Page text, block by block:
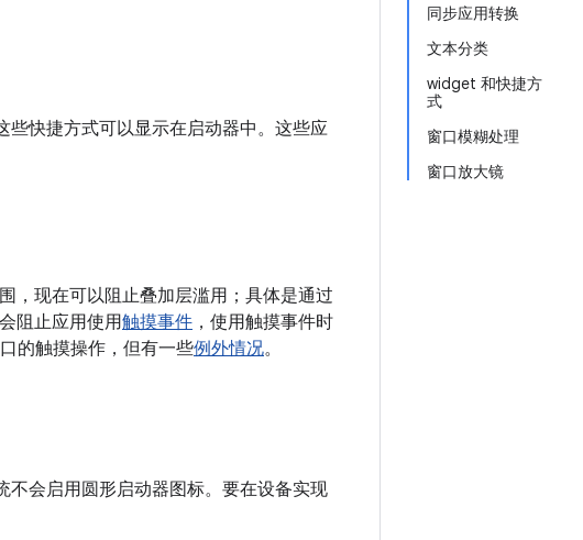
同步应用转换
文本分类
widget 和快捷方
式
窗口模糊处理
窗口放大镜
些快捷方式可以显示在启动器中。这些应
，现在可以阻止叠加层滥用；具体是通过
阻止应用使用触摸事件 ，使用触摸事件时
的触摸操作，但有一些例外情况。
不会启用圆形启动器图标。要在设备实现